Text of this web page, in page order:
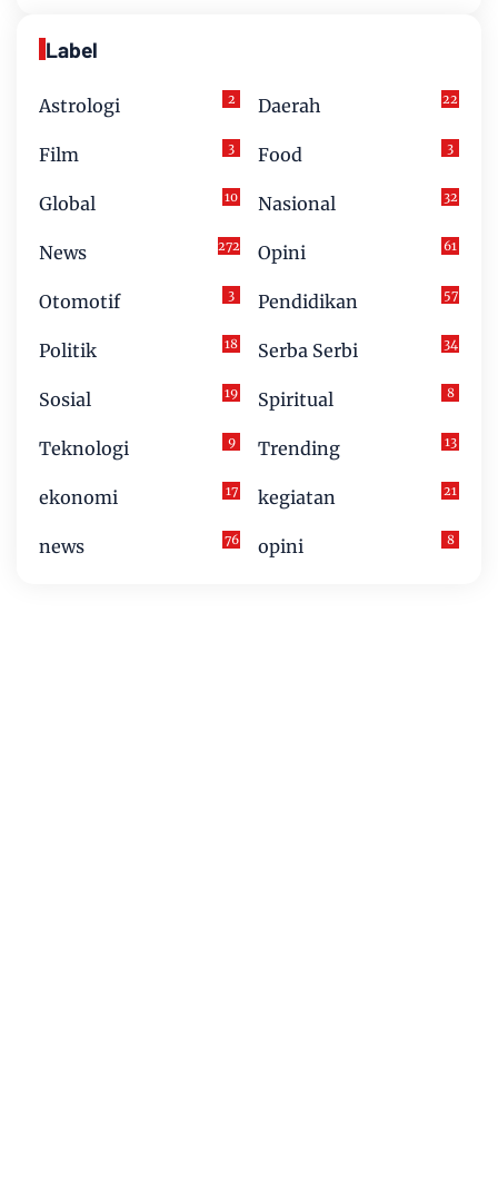
Label
Astrologi 2 Daerah 22
Film 3 Food 3
Global 10 Nasional 32
News 272 Opini 61
Otomotif 3 Pendidikan 57
Politik 18 Serba Serbi 34
Sosial 19 Spiritual 8
Teknologi 9 Trending 13
ekonomi 17 kegiatan 21
news 76 opini 8